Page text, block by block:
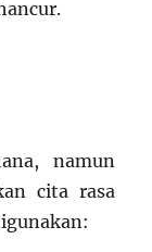
namun
cita rasa